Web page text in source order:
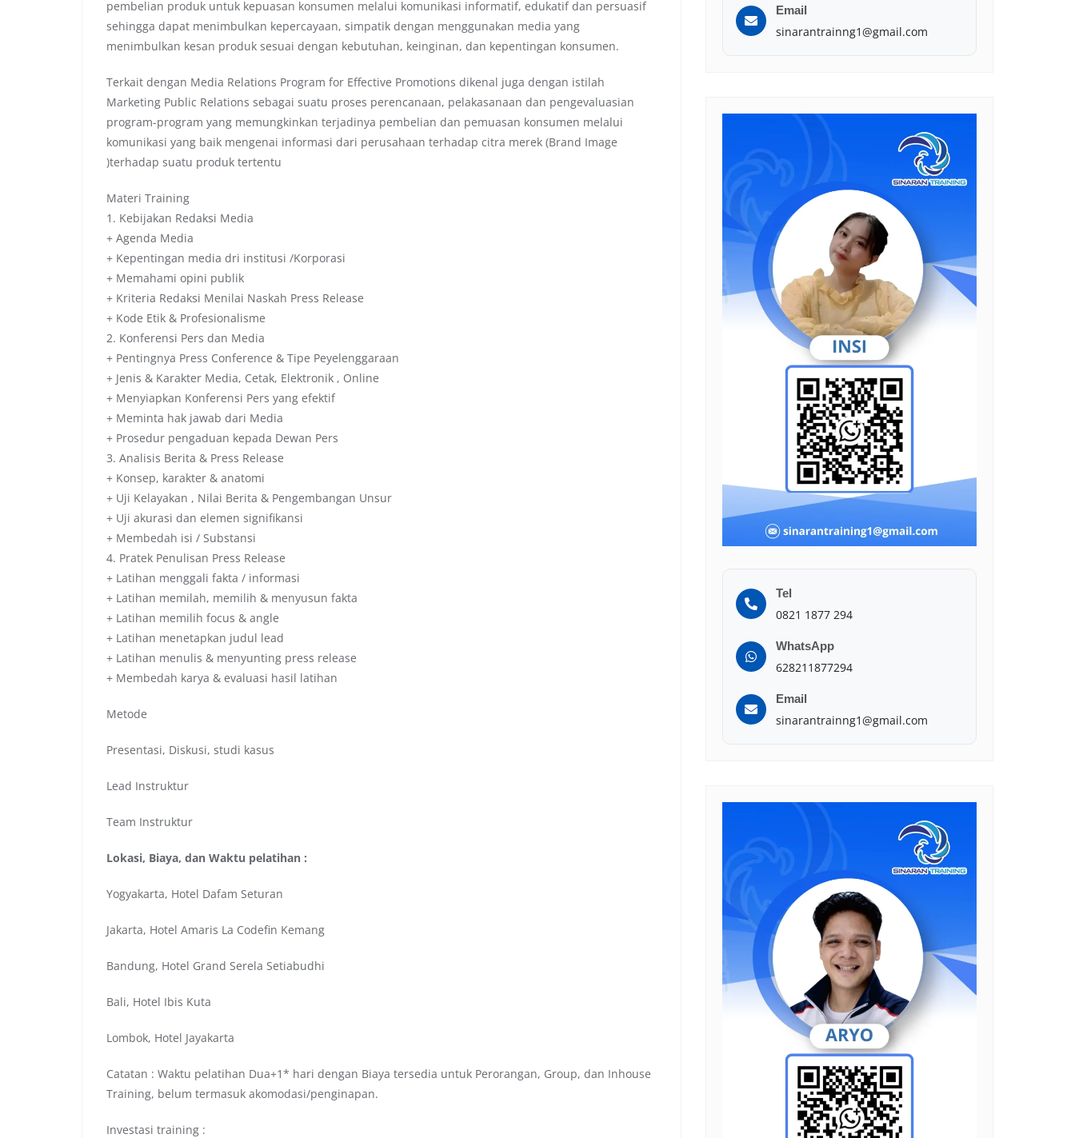
pembelian produk untuk kepuasan konsumen melalui komunikasi informatif, edukatif dan persuasif
sehingga dapat menimbulkan kepercayaan, simpatik dengan menggunakan media yang
menimbulkan kesan produk sesuai dengan kebutuhan, keinginan, dan kepentingan konsumen.
Terkait dengan Media Relations Program for Effective Promotions dikenal juga dengan istilah
Marketing Public Relations sebagai suatu proses perencanaan, pelakasanaan dan pengevaluasian
program-program yang memungkinkan terjadinya pembelian dan pemuasan konsumen melalui
komunikasi yang baik mengenai informasi dari perusahaan terhadap citra merek (Brand Image
)terhadap suatu produk tertentu
Materi Training
1. Kebijakan Redaksi Media
+ Agenda Media
+ Kepentingan media dri institusi /Korporasi
+ Memahami opini publik
+ Kriteria Redaksi Menilai Naskah Press Release
+ Kode Etik & Profesionalisme
2. Konferensi Pers dan Media
+ Pentingnya Press Conference & Tipe Peyelenggaraan
+ Jenis & Karakter Media, Cetak, Elektronik , Online
+ Menyiapkan Konferensi Pers yang efektif
+ Meminta hak jawab dari Media
+ Prosedur pengaduan kepada Dewan Pers
3. Analisis Berita & Press Release
+ Konsep, karakter & anatomi
+ Uji Kelayakan , Nilai Berita & Pengembangan Unsur
+ Uji akurasi dan elemen signifikansi
+ Membedah isi / Substansi
4. Pratek Penulisan Press Release
+ Latihan menggali fakta / informasi
+ Latihan memilah, memilih & menyusun fakta
+ Latihan memilih focus & angle
+ Latihan menetapkan judul lead
+ Latihan menulis & menyunting press release
+ Membedah karya & evaluasi hasil latihan
Metode
Presentasi, Diskusi, studi kasus
Lead Instruktur
Team Instruktur
Lokasi, Biaya, dan Waktu pelatihan :
Yogyakarta, Hotel Dafam Seturan
Jakarta, Hotel Amaris La Codefin Kemang
Bandung, Hotel Grand Serela Setiabudhi
Bali, Hotel Ibis Kuta
Lombok, Hotel Jayakarta
Catatan : Waktu pelatihan Dua+1* hari dengan Biaya tersedia untuk Perorangan, Group, dan Inhouse
Training, belum termasuk akomodasi/penginapan.
Investasi training :
Email
sinarantrainng1@gmail.com
Tel
0821 1877 294
WhatsApp
628211877294
Email
sinarantrainng1@gmail.com